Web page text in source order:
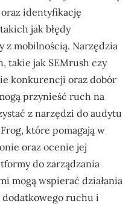
identyfikację
jak błędy
z mobilnością. Narzędzia
takie jak SEMrush czy
konkurencji oraz dobór
przynieść ruch na
z narzędzi do audytu
które pomagają w
oraz ocenie jej
do zarządzania
mogą wspierać działania
dodatkowego ruchu i